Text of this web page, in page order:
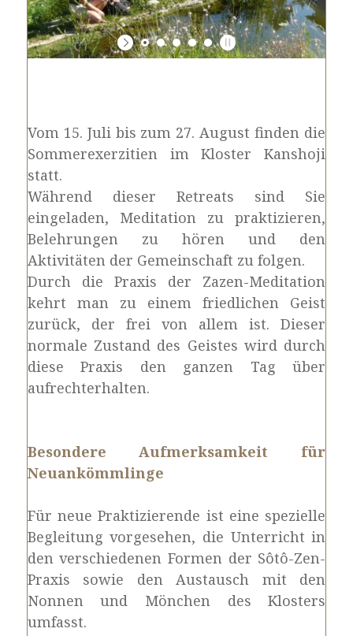
Vom 15. Juli bis zum 27. August finden die
Sommerexerzitien im Kloster Kanshoji
statt.
Während dieser Retreats sind Sie
eingeladen, Meditation zu praktizieren,
Belehrungen zu hören und den
Aktivitäten der Gemeinschaft zu folgen.
Durch die Praxis der Zazen-Meditation
kehrt man zu einem friedlichen Geist
zurück, der frei von allem ist. Dieser
normale Zustand des Geistes wird durch
diese Praxis den ganzen Tag über
aufrechterhalten.
Besondere Aufmerksamkeit für
Neuankömmlinge
Für neue Praktizierende ist eine spezielle
Begleitung vorgesehen, die Unterricht in
den verschiedenen Formen der Sôtô-Zen-
Praxis sowie den Austausch mit den
Nonnen und Mönchen des Klosters
umfasst.